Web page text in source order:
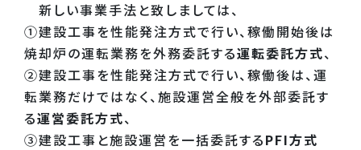
新しい事業手法と致しましては、
①建設工事を性能発注方式で行い、稼働開始後は
焼却炉の運転業務を外務委託する運転委託方式、
②建設工事を性能発注方式で行い、稼働後は、運
転業務だけではなく、施設運営全般を外部委託す
る運営委託方式、
③建設工事と施設運営を一括委託するPFI方式